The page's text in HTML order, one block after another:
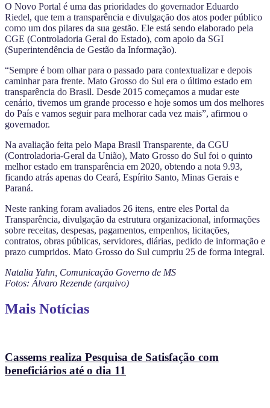
O Novo Portal é uma das prioridades do governador Eduardo
Riedel, que tem a transparência e divulgação dos atos poder público
como um dos pilares da sua gestão. Ele está sendo elaborado pela
CGE (Controladoria Geral do Estado), com apoio da SGI
(Superintendência de Gestão da Informação).
“Sempre é bom olhar para o passado para contextualizar e depois
caminhar para frente. Mato Grosso do Sul era o último estado em
transparência do Brasil. Desde 2015 começamos a mudar este
cenário, tivemos um grande processo e hoje somos um dos melhores
do País e vamos seguir para melhorar cada vez mais”, afirmou o
governador.
Na avaliação feita pelo Mapa Brasil Transparente, da CGU
(Controladoria-Geral da União), Mato Grosso do Sul foi o quinto
melhor estado em transparência em 2020, obtendo a nota 9.93,
ficando atrás apenas do Ceará, Espírito Santo, Minas Gerais e
Paraná.
Neste ranking foram avaliados 26 itens, entre eles Portal da
Transparência, divulgação da estrutura organizacional, informações
sobre receitas, despesas, pagamentos, empenhos, licitações,
contratos, obras públicas, servidores, diárias, pedido de informação e
prazo cumpridos. Mato Grosso do Sul cumpriu 25 de forma integral.
Natalia Yahn, Comunicação Governo de MS
Fotos: Álvaro Rezende (arquivo)
Mais Notícias
Cassems realiza Pesquisa de Satisfação com
beneficiários até o dia 11